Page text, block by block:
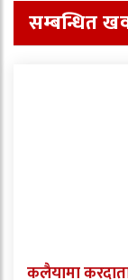
सम्बन्धित
कलैयामा करदाता